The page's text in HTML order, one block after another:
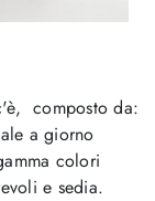
composto da:
a giorno
colori
e sedia.